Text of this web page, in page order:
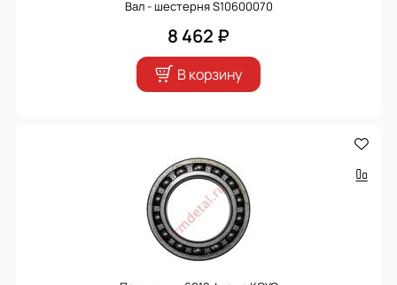
Вал - шестерня S10600070
8 462 ₽
В корзину